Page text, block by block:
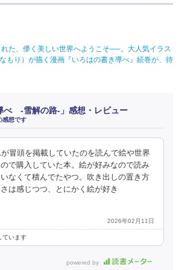
た、儚く美しい世界へようこそ──。大人気イラス
もり）が描く漫画『いろはの書き導べ』続巻が、待
べ -雪解の路-」感想・レビュー
感想です
冒頭を掲載していたのを読んで絵や世界
で購入していた本。絵が好みなので読み
なくて積んでたやつ。吹き出しの置き方
は感じつつ、とにかく絵が好き
2026年02月11日
ています
powered by